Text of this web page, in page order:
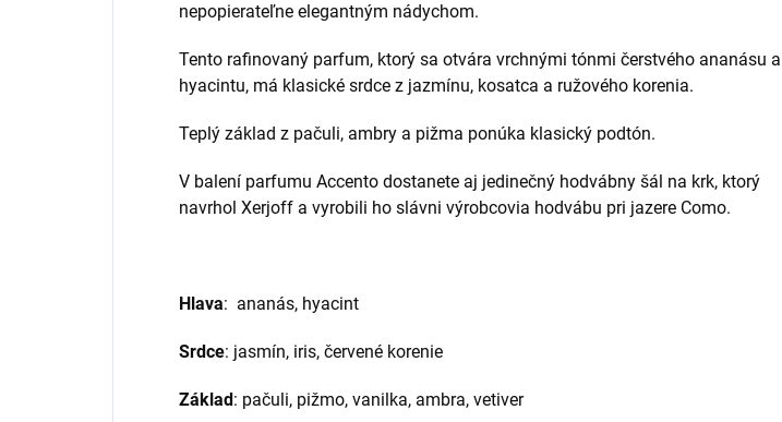
nepopierateľne elegantným nádychom.
Tento rafinovaný parfum, ktorý sa otvára vrchnými tónmi čerstvého ananásu a
hyacintu, má klasické srdce z jazmínu, kosatca a ružového korenia.
Teplý základ z pačuli, ambry a pižma ponúka klasický podtón.
V balení parfumu Accento dostanete aj jedinečný hodvábny šál na krk, ktorý
navrhol Xerjoff a vyrobili ho slávni výrobcovia hodvábu pri jazere Como.
Hlava: ananás, hyacint
Srdce: jasmín, iris, červené korenie
Základ : pačuli, pižmo, vanilka, ambra, vetiver